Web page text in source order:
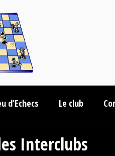
d’Echecs Le club
Interclubs